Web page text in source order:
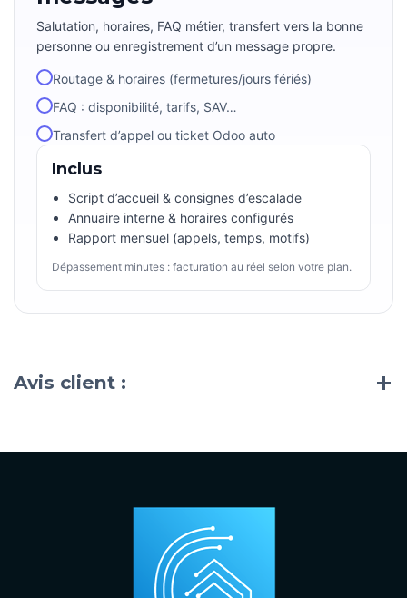
Salutation, horaires, FAQ métier, transfert vers la bonne
personne ou enregistrement d’un message propre.
Routage & horaires (fermetures/jours fériés)
FAQ : disponibilité, tarifs, SAV…
Transfert d’appel ou ticket Odoo auto
Inclus
Script d’accueil & consignes d’escalade
Annuaire interne & horaires configurés
Rapport mensuel (appels, temps, motifs)
Dépassement minutes : facturation au réel selon votre plan.
Avis client :